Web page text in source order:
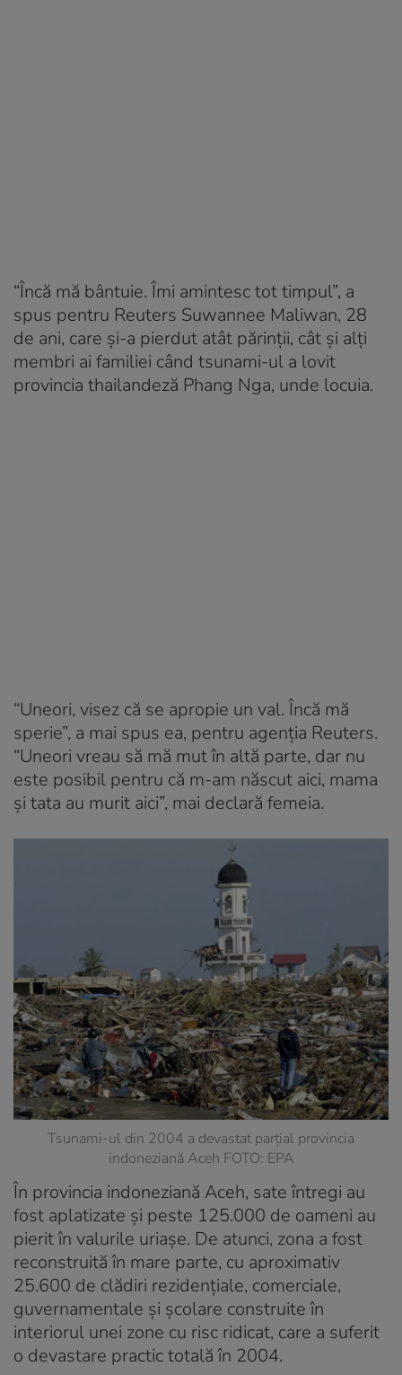
“Încă mă bântuie. Îmi amintesc tot timpul”, a
spus pentru Reuters Suwannee Maliwan, 28
de ani, care și-a pierdut atât părinții, cât și alți
membri ai familiei când tsunami-ul a lovit
provincia thailandeză Phang Nga, unde locuia.
“Uneori, visez că se apropie un val. Încă mă
sperie”, a mai spus ea, pentru agenția Reuters.
“Uneori vreau să mă mut în altă parte, dar nu
este posibil pentru că m-am născut aici, mama
și tata au murit aici”, mai declară femeia.
Tsunami-ul din 2004 a devastat parțial provincia
indoneziană Aceh FOTO: EPA
În provincia indoneziană Aceh, sate întregi au
fost aplatizate și peste 125.000 de oameni au
pierit în valurile uriașe. De atunci, zona a fost
reconstruită în mare parte, cu aproximativ
25.600 de clădiri rezidențiale, comerciale,
guvernamentale și școlare construite în
interiorul unei zone cu risc ridicat, care a suferit
o devastare practic totală în 2004.